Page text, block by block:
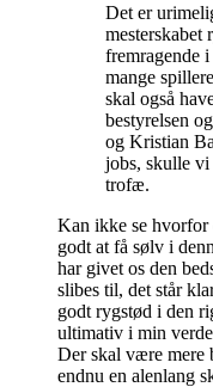
Det er
mesterskabet
fremragende
mange
skal også
bestyrelsen
og Kristian
jobs, skulle vi
trofæ.
Kan ikke se hvorfor
godt at få sølv i
har givet os den
slibes til, det står
godt rygstød i den
ultimativ i min
Der skal være mere
endnu en alenlang